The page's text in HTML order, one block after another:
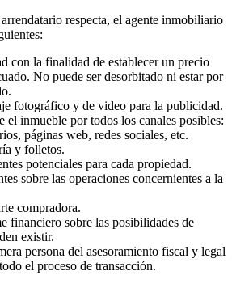
respecta, el agente inmobiliario
con la finalidad de establecer un precio
No puede ser desorbitado ni estar por
fotográfico y de video para la publicidad.
el inmueble por todos los canales posibles:
páginas web, redes sociales, etc.
y folletos.
potenciales para cada propiedad.
sobre las operaciones concernientes a la
compradora.
financiero sobre las posibilidades de
existir.
persona del asesoramiento fiscal y legal
el proceso de transacción.